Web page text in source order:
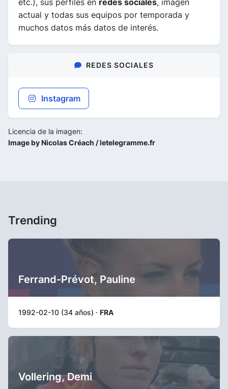
actual y todas sus equipos por temporada y
muchos datos más datos de interés.
REDES SOCIALES
Instagram
Licencia de la imagen:
Image by Nicolas Créach / letelegramme.fr
Trending
Ferrand-Prévot, Pauline
1992-02-10 (34 años) · FRA
Vollering, Demi